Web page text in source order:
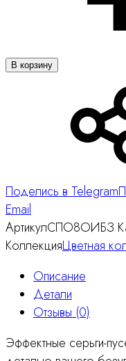
В корзину
Поделись в Telegram
Email
АртикулСПО8ОИБЗ
КоллекцияЦветная
Описание
Детали
Отзывы (0)
Эффектные серьги-